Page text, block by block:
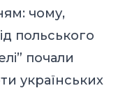
чому,
польського
почали
українських